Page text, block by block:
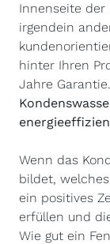
Innenseite der
irgendein
hinter Ihren
Jahre Garantie.
Wenn das
bildet,
ein positives
erfüllen und
Wie gut ein